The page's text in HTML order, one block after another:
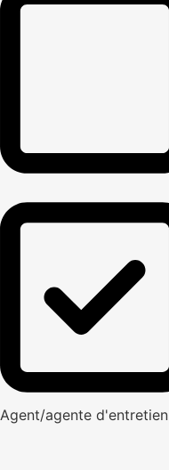
Agent/agente d'entretien